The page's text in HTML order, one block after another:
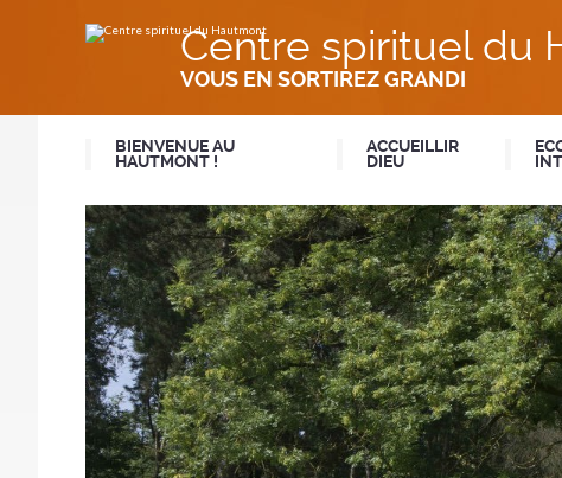
contenu.
Centre spirituel du
VOUS EN SORTIREZ GRANDI
BIENVENUE AU
HAUTMONT !
ACCUEILLIR
DIEU